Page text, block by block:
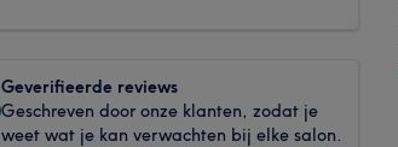
Geverifieerde reviews
Geschreven door onze klanten, zodat je
weet wat je kan verwachten bij elke salon.